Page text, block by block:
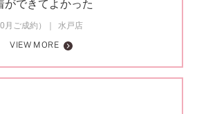
ができてよかった
ご成約）
水戸店
VIEW MORE